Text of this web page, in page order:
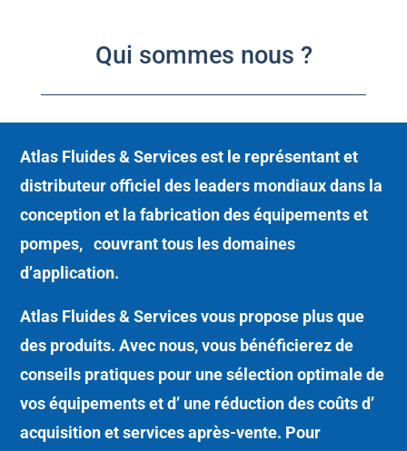
Qui sommes nous ?
Atlas Fluides & Services est le représentant et
distributeur officiel des leaders mondiaux dans la
conception et la fabrication des équipements et
pompes, couvrant tous les domaines
d’application.
Atlas Fluides & Services vous propose plus que
des produits. Avec nous, vous bénéficierez de
conseils pratiques pour une sélection optimale de
vos équipements et d’ une réduction des coûts d’
acquisition et services après-vente. Pour